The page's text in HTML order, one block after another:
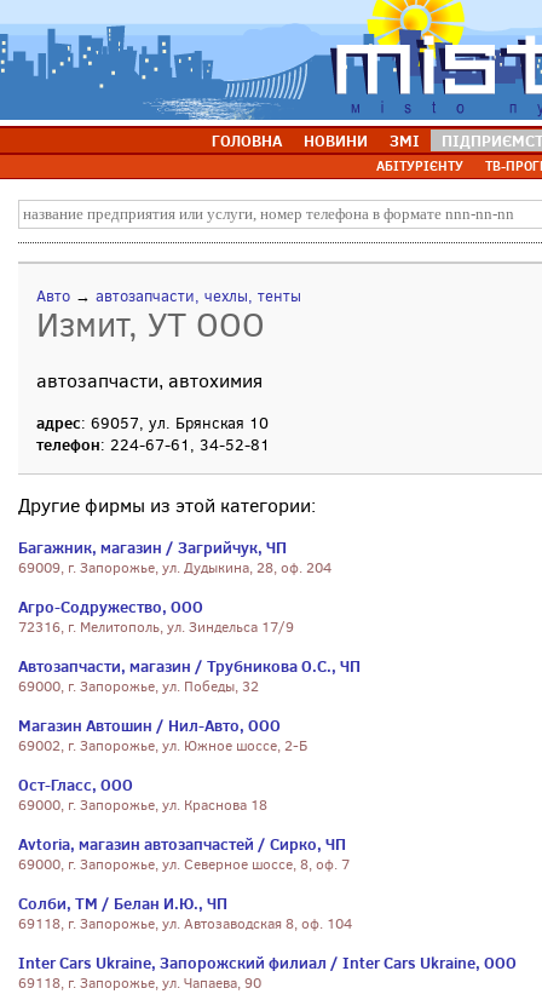
ГОЛОВНА НОВИНИ ЗМІ
АБІТУРІЄНТУ ТВ-
Авто → автозапчасти, чехлы, тенты
Измит, УТ ООО
автозапчасти, автохимия
адрес: 69057, ул. Брянская 10
телефон: 224-67-61, 34-52-81
Другие фирмы из этой категории:
Багажник, магазин / Загрийчук, ЧП
69009, г. Запорожье, ул. Дудыкина, 28, оф. 204
Агро-Содружество, ООО
72316, г. Мелитополь, ул. Зиндельса 17/9
Автозапчасти, магазин / Трубникова О.С., ЧП
69000, г. Запорожье, ул. Победы, 32
Магазин Автошин / Нил-Авто, ООО
69002, г. Запорожье, ул. Южное шоссе, 2-Б
Ост-Гласс, ООО
69000, г. Запорожье, ул. Краснова 18
Avtoria, магазин автозапчастей / Сирко, ЧП
69000, г. Запорожье, ул. Северное шоссе, 8, оф. 7
Солби, ТМ / Белан И.Ю., ЧП
69118, г. Запорожье, ул. Автозаводская 8, оф. 104
Inter Cars Ukraine, Запорожский филиал / Inter Cars Ukraine, ООО
69118, г. Запорожье, ул. Чапаева, 90